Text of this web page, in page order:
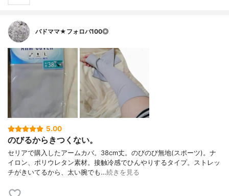
バドママ★フォロバ100◎
5.00
のびるからきつくない。
セリアで購入したアームカバ。38cm丈。のびのび無地(スポーツ)。ナ
イロン、ポリウレタン素材。接触冷感でひんやりするタイプ。ストレッ
チがきいてるから、太い腕でも…続きを見る